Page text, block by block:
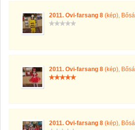
2011. Ovi-farsang 8 (kép),
2011. Ovi-farsang 8 (kép),
2011. Ovi-farsang 8 (kép),